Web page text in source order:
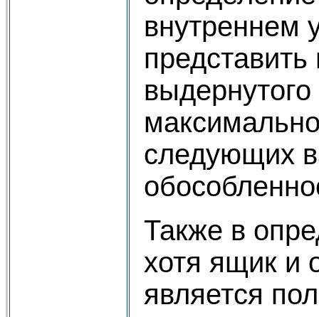
внутреннем
следующих
Также в
хотя ящик и
является